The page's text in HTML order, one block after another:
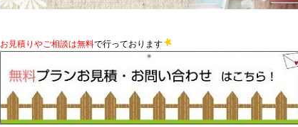
お見積りやご相談は無料で行っております